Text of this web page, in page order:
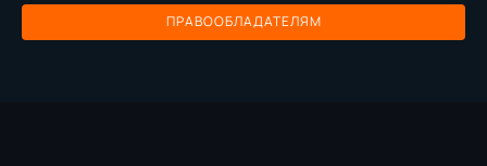
ПРАВООБЛАДАТЕЛЯМ